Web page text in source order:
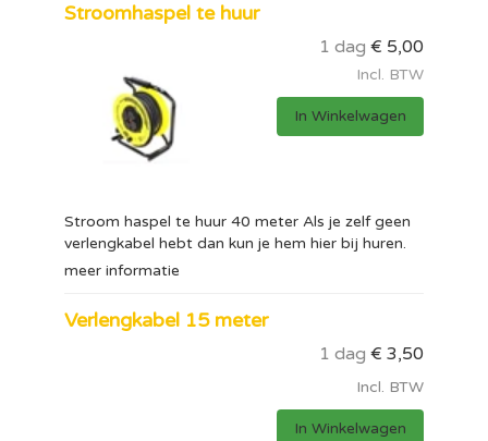
Stroomhaspel te huur
1 dag € 5,00
Incl. BTW
In Winkelwagen
Stroom haspel te huur 40 meter Als je zelf geen
verlengkabel hebt dan kun je hem hier bij huren.
meer informatie
Verlengkabel 15 meter
1 dag € 3,50
Incl. BTW
In Winkelwagen